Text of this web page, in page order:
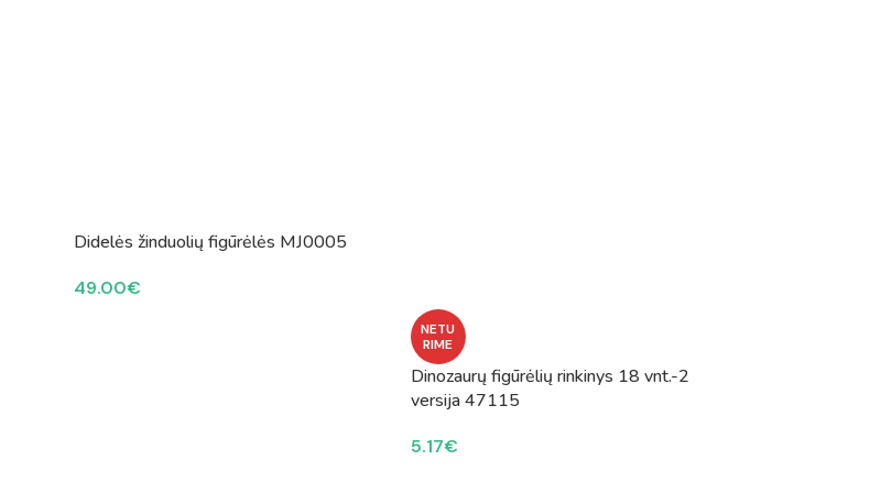
Didelės žinduolių figūrėlės MJ0005
49.00€
NETU
RIME
Dinozaurų figūrėlių rinkinys 18 vnt.-2
versija 47115
5.17€